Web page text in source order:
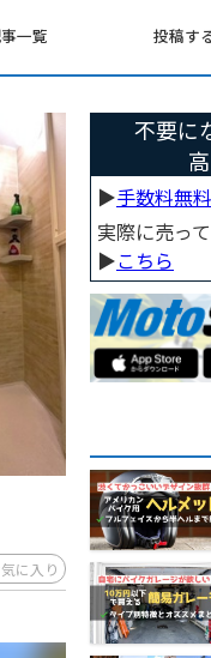
一覧 投稿す
に入り
不要に
▶︎手数料無
実際に売っ
▶︎こちら